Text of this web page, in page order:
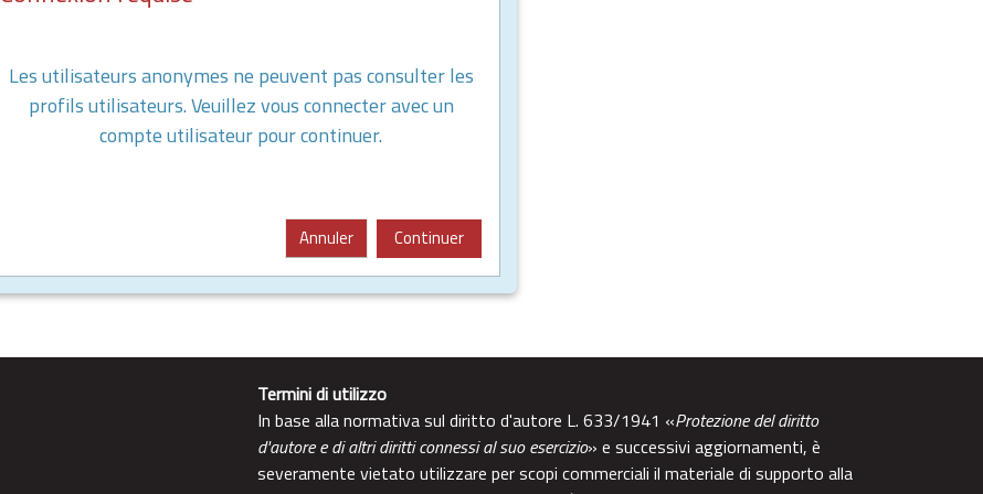
Les utilisateurs anonymes ne peuvent pas consulter les
profils utilisateurs. Veuillez vous connecter avec un
compte utilisateur pour continuer.
Annuler Continuer
Termini di utilizzo
In base alla normativa sul diritto d'autore L. 633/1941 «Protezione del diritto
d'autore e di altri diritti connessi al suo esercizio» e successivi aggiornamenti, è
severamente vietato utilizzare per scopi commerciali il materiale di supporto alla